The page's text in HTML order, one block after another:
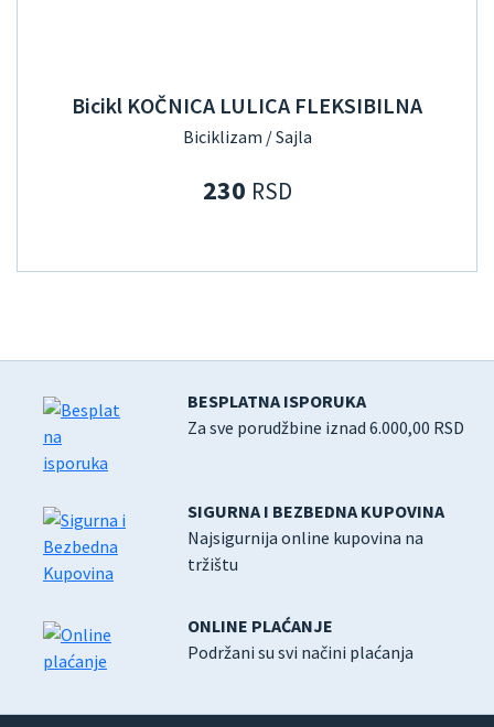
Bicikl KOČNICA LULICA FLEKSIBILNA
Biciklizam / Sajla
230 RSD
BESPLATNA ISPORUKA
Za sve porudžbine iznad 6.000,00 RSD
SIGURNA I BEZBEDNA KUPOVINA
Najsigurnija online kupovina na
tržištu
ONLINE PLAĆANJE
Podržani su svi načini plaćanja